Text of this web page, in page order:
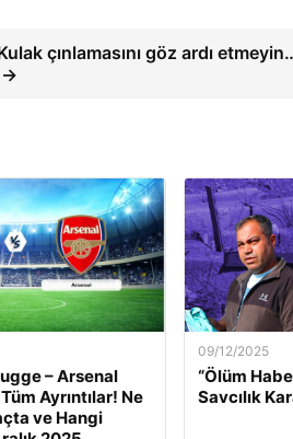
çınlamasını göz ardı
→
– Arsenal
Ayrıntılar! Ne
ve Hangi
09/12/2025
“Ölüm
Savcılık